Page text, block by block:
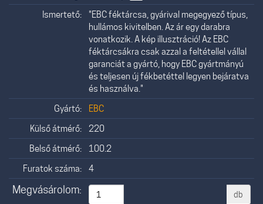
Ismertető:
"EBC féktárcsa, gyárival megegyező típus,
hullámos kivitelben. Az ár egy darabra
vonatkozik. A kép illusztráció! Az EBC
féktárcsákra csak azzal a feltétellel vállal
garanciát a gyártó, hogy EBC gyártmányú
és teljesen új fékbetéttel legyen bejáratva
és használva."
Gyártó:
EBC
Külső átmérő:
220
Belső átmérő:
100.2
Furatok száma:
4
Megvásárolom: db